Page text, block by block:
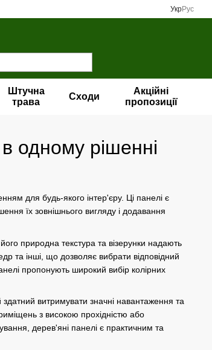
УкрРус
Штучна
трава
Сходи
Акційні
пропозиції
одному рішенні
для будь-якого інтер'єру. Ці панелі є
їх зовнішнього вигляду і додавання
природна текстура та візерунки надають
та інші, що дозволяє вибрати відповідний
пропонують широкий вибір колірних
витримувати значні навантаження та
з високою прохідністю або
дерев'яні панелі є практичним та